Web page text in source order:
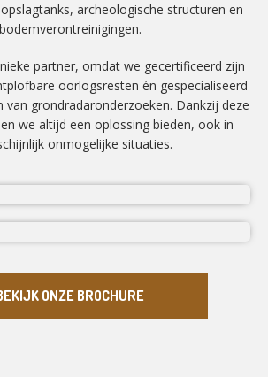
archeologische structuren en
bodemverontreinigingen.
partner, omdat we gecertificeerd zijn
oorlogsresten én gespecialiseerd
van grondradaronderzoeken. Dankzij deze
we altijd een oplossing bieden, ook in
onmogelijke situaties.
ONZE BROCHURE